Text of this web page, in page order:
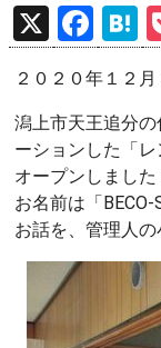
X
F
a
ce
b
o
o
k
e
n
a
２０２０年１２
潟上市天王追分
ーションした「
オープンしました
お名前は「BECO-
お話を、管理人の